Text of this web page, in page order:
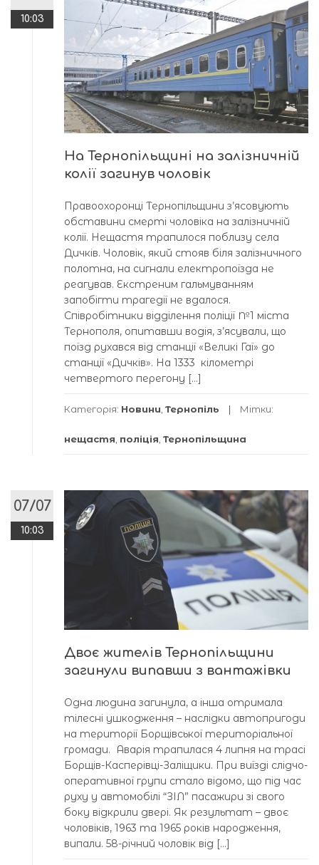
10:03
На Тернопільщині на залізничній
колії загинув чоловік
Правоохоронці Тернопільщини з’ясовують
обставини смерті чоловіка на залізничній
колії. Нещастя трапилося поблизу села
Дичків. Чоловік, який стояв біля залізничного
полотна, на сигнали електропоїзда не
реагував. Екстреним гальмуванням
запобігти трагедії не вдалося.
Співробітники відділення поліції №1 міста
Тернополя, опитавши водія, з’ясували, що
поїзд рухався від станції «Великі Гаї» до
станції «Дичків». На 1333 кілометрі
четвертого перегону […]
Категорія: Новини Тернопіль Мітки:
нещастя поліція Тернопільщина
07/07
10:03
Двоє жителів Тернопільщини
загинули випавши з вантажівки
Одна людина загинула, а інша отримала
тілесні ушкодження – наслідки автопригоди
на території Борщівської територіальної
громади. Аварія трапилася 4 липня на трасі
Борщів-Касперівці-Заліщики. При виїзді слідчо-
оперативної групи стало відомо, що під час
руху у автомобілі “ЗІЛ” пасажири зі свого
боку відкрили двері. Як результат – двоє
чоловіків, 1963 та 1965 років народження,
випали. 58-річний чоловік від […]